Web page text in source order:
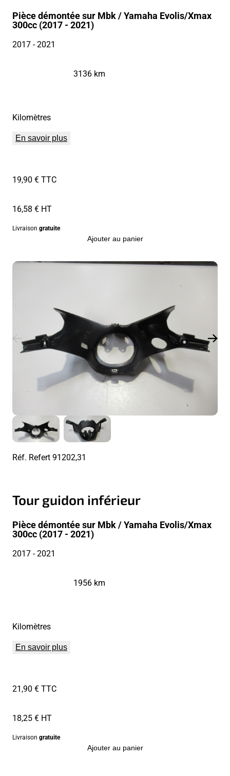
Pièce démontée sur Mbk / Yamaha Evolis/Xmax
300cc (2017 - 2021)
2017- 2021
Kilomètres
3136 km
En savoir plus
19,90 € TTC
16,58 € HT
Livraison gratuite
Ajouter au panier
Réf. Refert91202,31
Tour guidon inférieur
Pièce démontée sur Mbk / Yamaha Evolis/Xmax
300cc (2017 - 2021)
2017- 2021
Kilomètres
1956 km
En savoir plus
21,90 € TTC
18,25 € HT
Livraison gratuite
Ajouter au panier